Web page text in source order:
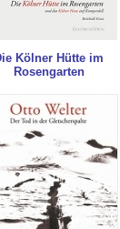
Kölner Hütte im
Rosengarten